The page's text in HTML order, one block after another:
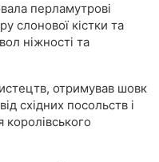
перламутрові
слонової кістки та
ніжності та
отримував шовк
східних посольств і